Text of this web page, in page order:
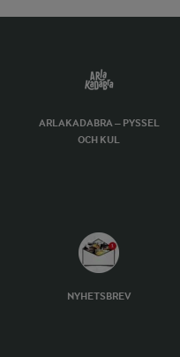
ARLAKADABRA – PYSSEL
OCH KUL
NYHETSBREV